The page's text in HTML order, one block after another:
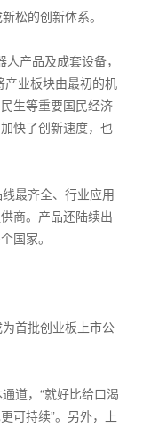
松的创新体系。
产品及成套设备，
产业板块由最初的机
生等重要国民经济
快了创新速度，也
最齐全、行业应用
商。产品还陆续出
国家。
首批创业板上市公
道，“就好比给口渴
可持续”。另外，上